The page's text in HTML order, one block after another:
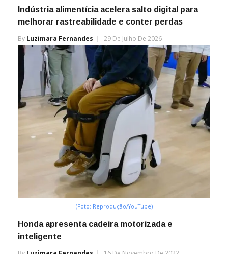
Indústria alimentícia acelera salto digital para
melhorar rastreabilidade e conter perdas
By Luzimara Fernandes 29 De Julho De 2026
(Foto: Reprodução/YouTube)
Honda apresenta cadeira motorizada e
inteligente